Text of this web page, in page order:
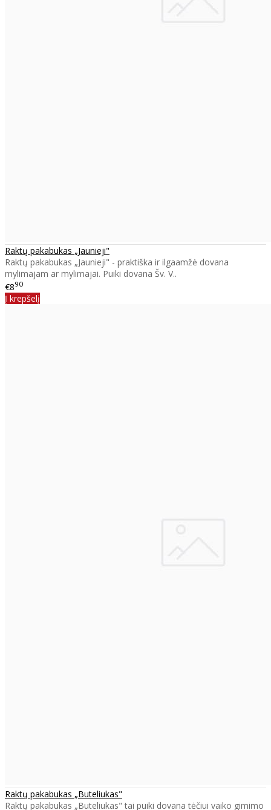
Raktų pakabukas „Jaunieji"
Raktų pakabukas „Jaunieji" - praktiška ir ilgaamžė dovana
mylimajam ar mylimajai. Puiki dovana Šv. V..
€890
Į krepšelį
Raktų pakabukas „Buteliukas"
Raktų pakabukas „Buteliukas" tai puiki dovana tėčiui vaiko gimimo